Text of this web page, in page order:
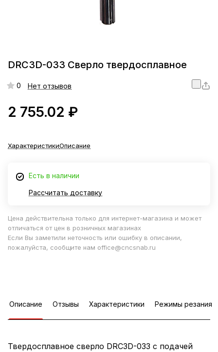
DRC3D-033 Сверло твердосплавное
0 Нет отзывов
2 755.02 ₽
ХарактеристикиОписание
Есть в наличии
Рассчитать доставку
Цена действительна только для интернет-магазина и может
отличаться от цен в розничных магазинах
Если Вы заметили неточность или ошибку в описании,
пожалуйста, сообщите нам office@cncsnab.ru
Описание Отзывы Характеристики Режимы резания
Твердосплавное сверло DRC3D-033 с подачей